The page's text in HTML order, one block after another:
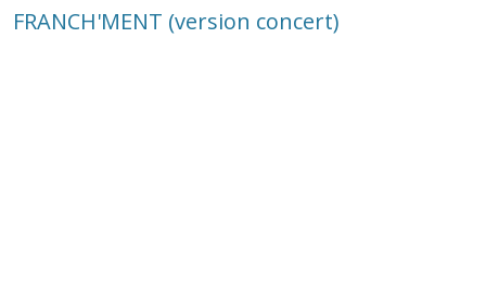
FRANCH'MENT (version concert)